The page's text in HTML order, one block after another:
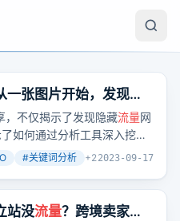
一张图片开始，发现一
网站
，不仅揭示了发现隐藏流量网
如何通过分析工具深入挖掘
关键词策略。
#关键词分析 +22023-09-17
站没流量？跨境卖家必